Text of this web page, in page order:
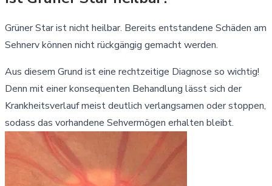
Grüner Star ist nicht heilbar. Bereits entstandene Schäden am
Sehnerv können nicht rückgängig gemacht werden.
Aus diesem Grund ist eine rechtzeitige Diagnose so wichtig!
Denn mit einer konsequenten Behandlung lässt sich der
Krankheitsverlauf meist deutlich verlangsamen oder stoppen,
sodass das vorhandene Sehvermögen erhalten bleibt.